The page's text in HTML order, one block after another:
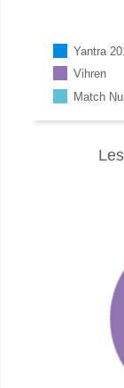
Yantra
Vihren
Match Nul